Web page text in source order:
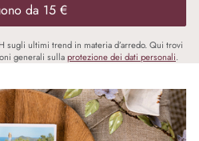
da 15 €
sugli ultimi trend in materia d’arredo. Qui trovi
generali sullaprotezione dei dati personali.